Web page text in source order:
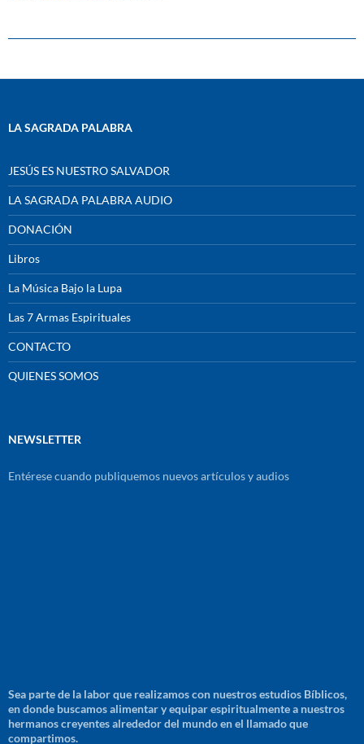
LA SAGRADA PALABRA
JESÚS ES NUESTRO SALVADOR
LA SAGRADA PALABRA AUDIO
DONACIÓN
Libros
La Música Bajo la Lupa
Las 7 Armas Espirituales
CONTACTO
QUIENES SOMOS
NEWSLETTER
Entérese cuando publiquemos nuevos artículos y audios
Sea parte de la labor que realizamos con nuestros estudios Bíblicos,
en donde buscamos alimentar y equipar espiritualmente a nuestros
hermanos creyentes alrededor del mundo en el llamado que
compartimos.